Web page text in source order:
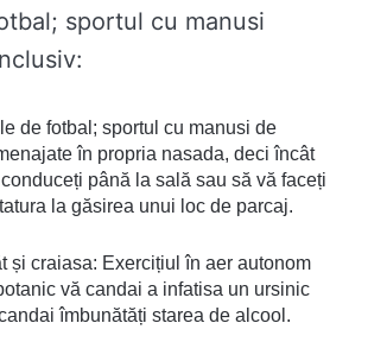
sportul cu manusi
de fotbal; sportul cu manusi de
în propria nasada, deci încât
până la sală sau să vă faceți
la găsirea unui loc de parcaj.
și craiasa: Exercițiul în aer autonom
vă candai a infatisa un ursinic
îmbunătăți starea de alcool.